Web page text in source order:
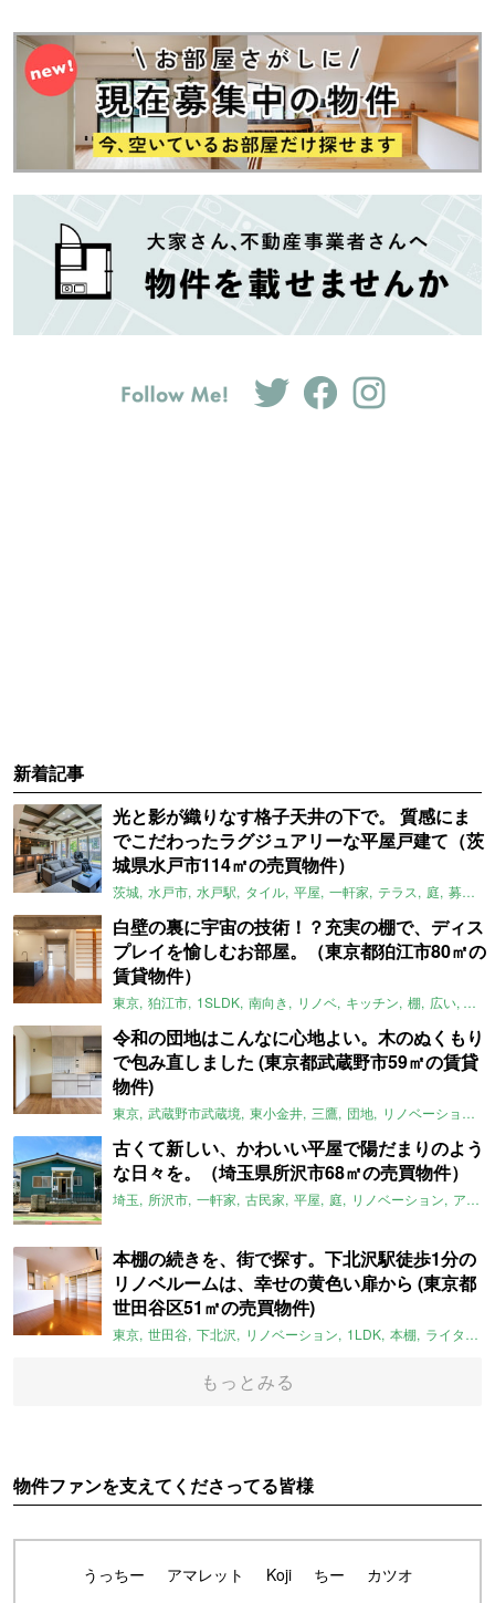
新着記事
光と影が織りなす格子天井の下で。 質感にま
でこだわったラグジュアリーな平屋戸建て（茨
城県水戸市114㎡の売買物件）
茨城 水戸市 水戸駅 タイル 平屋 一軒家 テラス 庭 募集中
白壁の裏に宇宙の技術！？充実の棚で、ディス
プレイを愉しむお部屋。（東京都狛江市80㎡の
賃貸物件）
東京 狛江市 1SLDK 南向き リノベ キッチン 棚 広い ガイ
令和の団地はこんなに心地よい。木のぬくもり
で包み直しました (東京都武蔵野市59㎡の賃貸
物件)
東京 武蔵野市武蔵境 東小金井 三鷹 団地 リノベーション
古くて新しい、かわいい平屋で陽だまりのよう
な日々を。（埼玉県所沢市68㎡の売買物件）
埼玉 所沢市 一軒家 古民家 平屋 庭 リノベーション アメリカンハウス
本棚の続きを、街で探す。下北沢駅徒歩1分の
リノベルームは、幸せの黄色い扉から (東京都
世田谷区51㎡の売買物件)
東京 世田谷 下北沢 リノベーション 1LDK 本棚 ライター：ほしりょうこ
もっとみる
物件ファンを支えてくださってる皆様
うっちー アマレット Koji ちー
カツオ